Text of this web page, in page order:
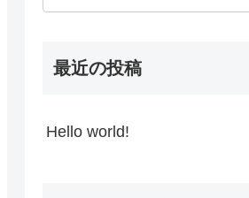
最近の投稿
Hello world!